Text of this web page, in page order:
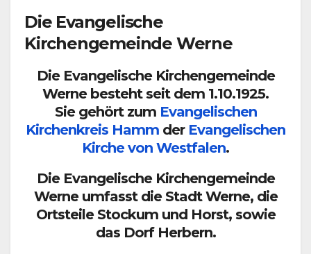
Die Evangelische
Kirchengemeinde Werne
Die Evangelische Kirchengemeinde
Werne besteht seit dem 1.10.1925.
Sie gehört zum Evangelischen
Kirchenkreis Hamm der Evangelischen
Kirche von Westfalen.
Die Evangelische Kirchengemeinde
Werne umfasst die Stadt Werne, die
Ortsteile Stockum und Horst, sowie
das Dorf Herbern.